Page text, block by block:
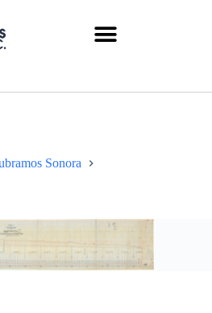
Sonora